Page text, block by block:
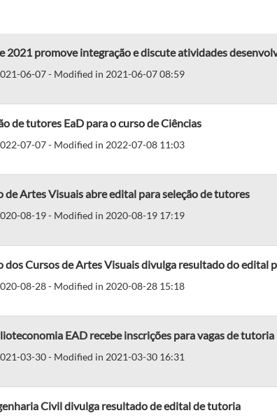
2021 promove integração e discute atividades
06-07 - Modified in 2021-06-07 08:59
de tutores EaD para o curso de Ciências
07-07 - Modified in 2022-07-08 11:03
de Artes Visuais abre edital para seleção de tutores
08-19 - Modified in 2020-08-19 17:19
dos Cursos de Artes Visuais divulga resultado do edital
08-28 - Modified in 2020-08-28 15:18
EAD recebe inscrições para vagas de tutoria
03-30 - Modified in 2021-03-30 16:31
Civil divulga resultado de edital de tutoria